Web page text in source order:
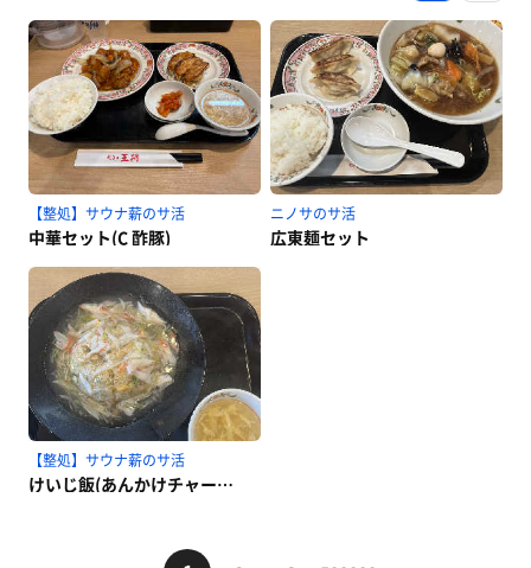
【整処】サウナ薪のサ活
中華セット(C 酢豚)
ニノサのサ活
広東麺セット
【整処】サウナ薪のサ活
けいじ飯(あんかけチャーハン)